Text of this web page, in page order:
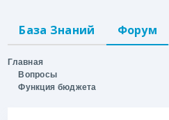
База Знаний Форум
Главная
Вопросы
Функция бюджета